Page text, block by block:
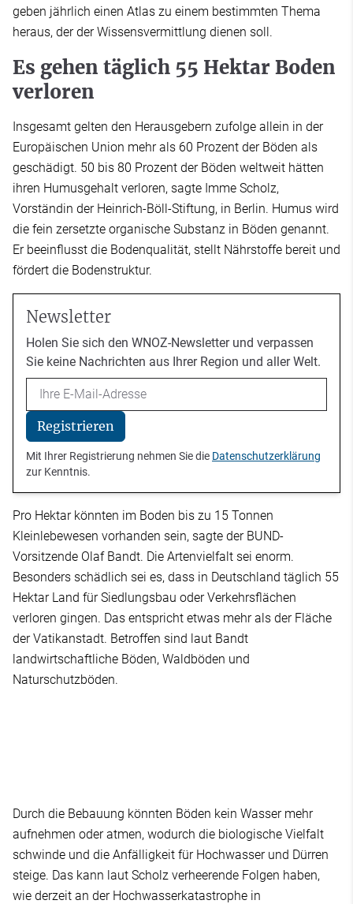
geben jährlich einen Atlas zu einem bestimmten Thema
heraus, der der Wissensvermittlung dienen soll.
Es gehen täglich 55 Hektar Boden
verloren
Insgesamt gelten den Herausgebern zufolge allein in der
Europäischen Union mehr als 60 Prozent der Böden als
geschädigt. 50 bis 80 Prozent der Böden weltweit hätten
ihren Humusgehalt verloren, sagte Imme Scholz,
Vorständin der Heinrich-Böll-Stiftung, in Berlin. Humus wird
die fein zersetzte organische Substanz in Böden genannt.
Er beeinflusst die Bodenqualität, stellt Nährstoffe bereit und
fördert die Bodenstruktur.
Newsletter
Holen Sie sich den WNOZ-Newsletter und verpassen
Sie keine Nachrichten aus Ihrer Region und aller Welt.
Email
Registrieren
Mit Ihrer Registrierung nehmen Sie die Datenschutzerklärung
zur Kenntnis.
Pro Hektar könnten im Boden bis zu 15 Tonnen
Kleinlebewesen vorhanden sein, sagte der BUND-
Vorsitzende Olaf Bandt. Die Artenvielfalt sei enorm.
Besonders schädlich sei es, dass in Deutschland täglich 55
Hektar Land für Siedlungsbau oder Verkehrsflächen
verloren gingen. Das entspricht etwas mehr als der Fläche
der Vatikanstadt. Betroffen sind laut Bandt
landwirtschaftliche Böden, Waldböden und
Naturschutzböden.
Durch die Bebauung könnten Böden kein Wasser mehr
aufnehmen oder atmen, wodurch die biologische Vielfalt
schwinde und die Anfälligkeit für Hochwasser und Dürren
steige. Das kann laut Scholz verheerende Folgen haben,
wie derzeit an der Hochwasserkatastrophe in